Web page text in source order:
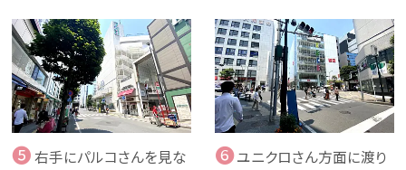
❺右手にパルコさんを見な
❻ユニクロさん方面に渡り